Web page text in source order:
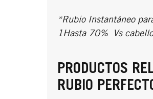
*Rubio Instantáneo
1Hasta 70% Vs
PRODUCTOS
RUBIO